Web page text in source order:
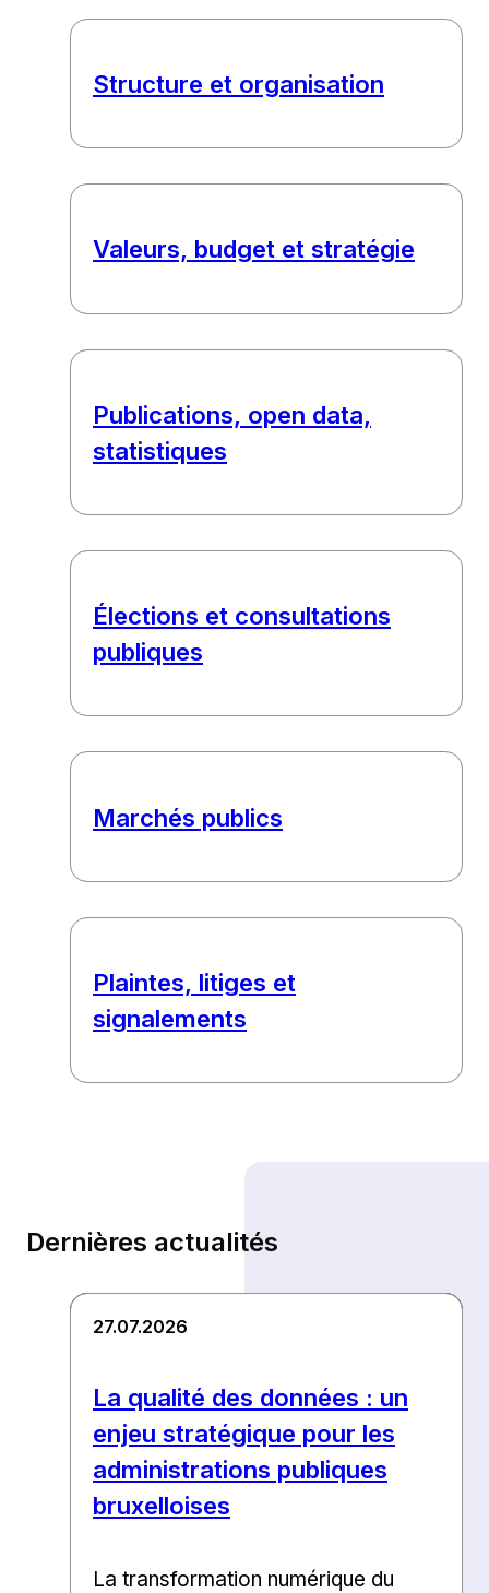
Structure et organisation
Valeurs, budget et stratégie
Publications, open data,
statistiques
Élections et consultations
publiques
Marchés publics
Plaintes, litiges et
signalements
Dernières actualités
La qualité des données : un
enjeu stratégique pour les
administrations publiques
bruxelloises
27.07.2026
La transformation numérique du